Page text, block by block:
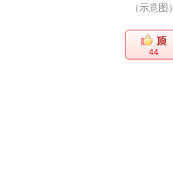
（示意图）
44